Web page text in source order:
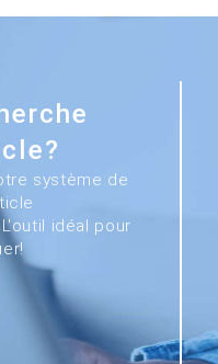
système de
idéal pour